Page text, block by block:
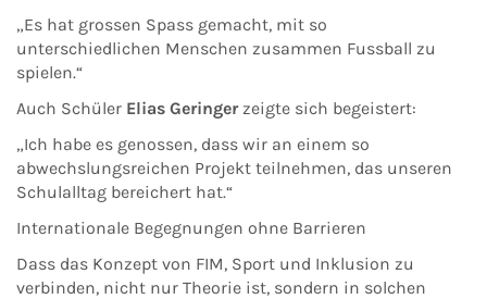
„Es hat grossen Spass gemacht, mit so
unterschiedlichen Menschen zusammen Fussball zu
spielen.“
Auch Schüler Elias Geringerzeigte sich begeistert:
„Ich habe es genossen, dass wir an einem so
abwechslungsreichen Projekt teilnehmen, das unseren
Schulalltag bereichert hat.“
Internationale Begegnungen ohne Barrieren
Dass das Konzept von FIM, Sport und Inklusion zu
verbinden, nicht nur Theorie ist, sondern in solchen